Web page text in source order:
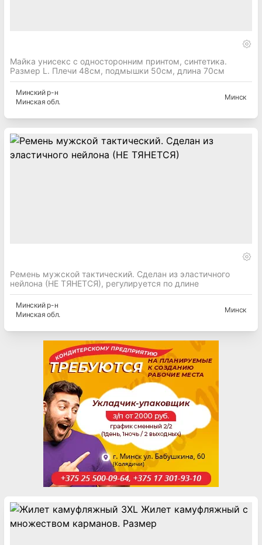
Майка унисекс с односторонним принтом, синтетика.
Размер L. Плечи 48см, подмышки 50см, длина 70см
Минскийр-н
Минская обл.
Минск
Ремень мужской тактический. Сделан из эластичного
нейлона (НЕ ТЯНЕТСЯ), регулируется по длине
Минскийр-н
Минская обл.
Минск